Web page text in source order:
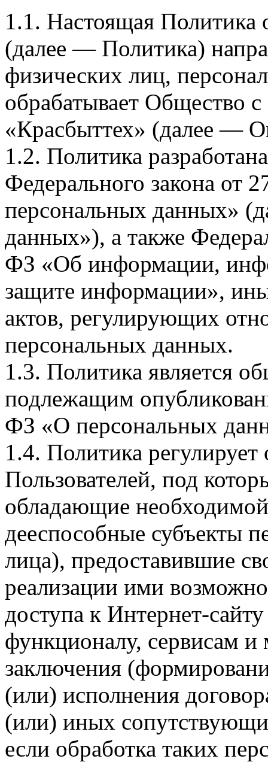
1.1. Настоящая Политика
(далее — Политика)
физических лиц,
обрабатывает Общество
«Красбыттех» (далее —
1.2. Политика
Федерального закона
персональных данных»
данных»), а также
ФЗ «Об информации,
защите информации»,
актов, регулирующих
персональных данных.
1.3. Политика является
подлежащим
ФЗ «О персональных
1.4. Политика
Пользователей, под
обладающие
дееспособные субъекты
лица), предоставившие
реализации ими
доступа к Интернет-
функционалу, сервисам и
заключения
(или) исполнения
(или) иных
если обработка таких